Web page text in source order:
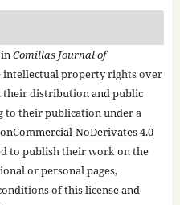
Comillas Journal of
property rights over
distribution and public
to their publication under a
NoDerivates 4.0
to publish their work on the
or personal pages,
of this license and